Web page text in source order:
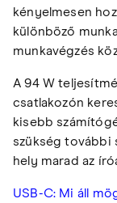
kényelmesen
különböző
munkavégzés
A 94 W
csatlakozón
kisebb
szükség további
hely marad az
USB-C: Mi áll